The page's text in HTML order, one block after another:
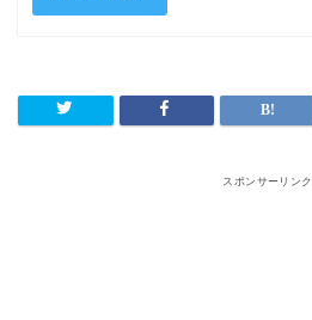
スポンサーリンク